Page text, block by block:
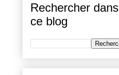
Rechercher dans
ce blog